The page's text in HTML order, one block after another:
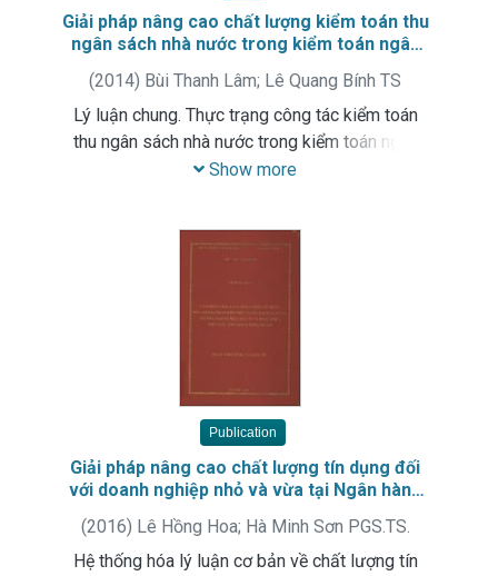
Giải pháp nâng cao chất lượng kiểm toán thu
ngân sách nhà nước trong kiểm toán ngân
(2014) Bùi Thanh Lâm; Lê Quang Bính TS
Lý luận chung. Thực trạng công tác kiểm toán
thu ngân sách nhà nước trong kiểm toán ngân
sách địa phương. Các giải pháp hoàn thiện.
Show more
Publication
Giải pháp nâng cao chất lượng tín dụng đối
với doanh nghiệp nhỏ và vừa tại Ngân hàng
nhánh Đông Hà Nội
(2016) Lê Hồng Hoa; Hà Minh Sơn PGS.TS.
Hệ thống hóa lý luận cơ bản về chất lượng tín